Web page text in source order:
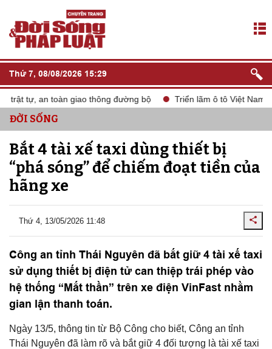
Thứ 7, 08/08/2026 15:29
tự, an toàn giao thông đường bộ Triển lãm ô tô Việt Nam
ĐỜI SỐNG
Bắt 4 tài xế taxi dùng thiết bị
“phá sóng” để chiếm đoạt tiền của
hãng xe
Thứ 4, 13/05/2026 11:48
Công an tỉnh Thái Nguyên đã bắt giữ 4 tài xế taxi
sử dụng thiết bị điện tử can thiệp trái phép vào
hệ thống “Mắt thần” trên xe điện VinFast nhằm
gian lận thanh toán.
Ngày 13/5, thông tin từ Bộ Công cho biết, Công an tỉnh
Thái Nguyên đã làm rõ và bắt giữ 4 đối tượng là tài xế taxi